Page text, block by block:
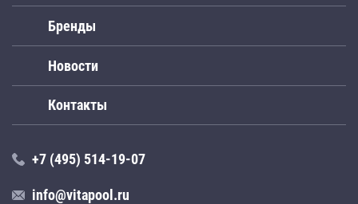
Бренды
Новости
Контакты
+7 (495) 514-19-07
info@vitapool.ru